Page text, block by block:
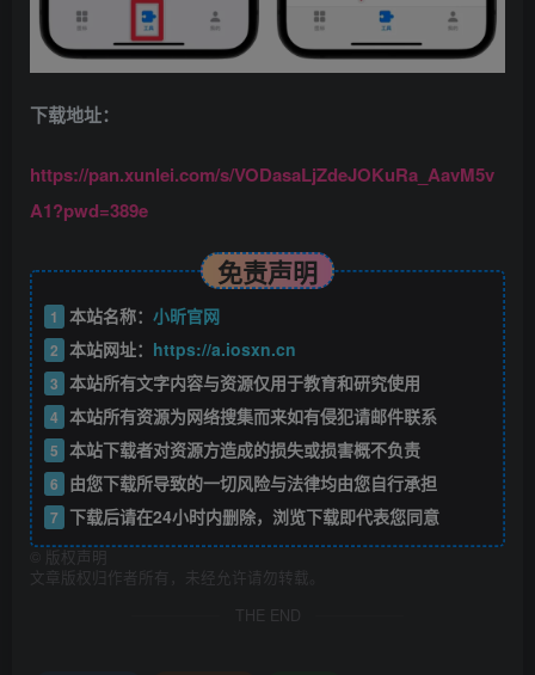
下载地址：
https://pan.xunlei.com/s/VODasaLjZdeJOKuRa_AavM5v
A1?pwd=389e
免责声明
1 本站名称： 小昕官网
2 本站网址： https://a.iosxn.cn
3 本站所有文字内容与资源仅用于教育和研究使用
4 本站所有资源为网络搜集而来如有侵犯请邮件联系
5 本站下载者对资源方造成的损失或损害概不负责
6 由您下载所导致的一切风险与法律均由您自行承担
7 下载后请在24小时内删除，浏览下载即代表您同意
版权声明
文章版权归作者所有，未经允许请勿转载。
THE END